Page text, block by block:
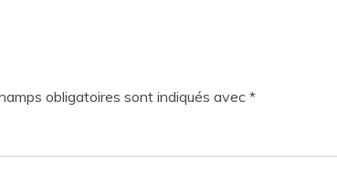
obligatoires sont indiqués avec *